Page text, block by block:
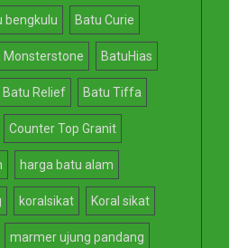
bengkulu Batu Curie
Monsterstone BatuHias
Batu Relief Batu Tiffa
Counter Top Granit
harga batu alam
koralsikat Koral sikat
marmer ujung pandang